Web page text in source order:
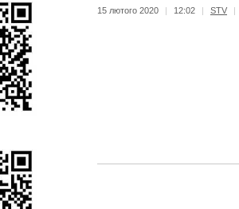
15 лютого 2020 | 12:02 | STV |